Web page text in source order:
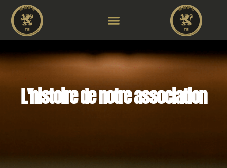
L'histoire de notre association